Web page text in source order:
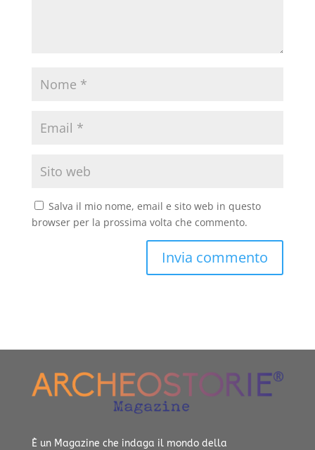
Salva il mio nome, email e sito web in questo
browser per la prossima volta che commento.
È un Magazine che indaga il mondo della